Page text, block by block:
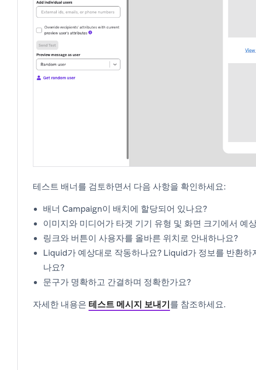
테스트 배너를 검토하면서 다음 사항을 확인하세요:
배너 Campaign이 배치에 할당되어 있나요?
이미지와 미디어가 타겟 기기 유형 및 화면 크기에서 예
링크와 버튼이 사용자를 올바른 위치로 안내하나요?
Liquid가 예상대로 작동하나요? Liquid가 정보를 반환
나요?
문구가 명확하고 간결하며 정확한가요?
자세한 내용은 테스트 메시지 보내기를 참조하세요.